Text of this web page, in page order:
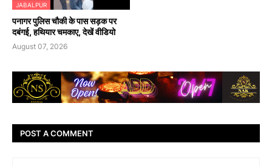
JABALPUR
पनागर पुलिस चौकी के पास सड़क पर
दबंगई, हथियार चमकाए, देखें वीडियो
August 07, 2026
POST A COMMENT